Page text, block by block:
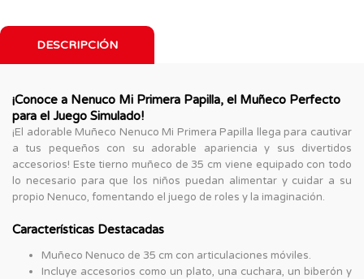
DESCRIPCIÓN
¡Conoce a Nenuco Mi Primera Papilla, el Muñeco Perfecto
para el Juego Simulado!
¡El adorable Muñeco Nenuco Mi Primera Papilla llega para cautivar
a tus pequeños con su adorable apariencia y sus divertidos
accesorios! Este tierno muñeco de 35 cm viene equipado con todo
lo necesario para que los niños puedan alimentar y cuidar a su
propio Nenuco, fomentando el juego de roles y la imaginación.
Características Destacadas
Muñeco Nenuco de 35 cm con articulaciones móviles.
Incluye accesorios como un plato, una cuchara, un biberón y